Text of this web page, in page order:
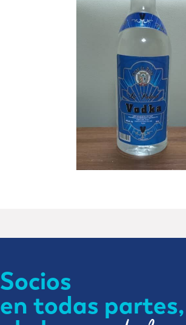
Socios
en todas partes,